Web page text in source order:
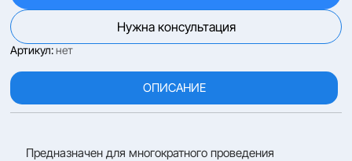
Артикул:нет
Нужна консультация
ОПИСАНИЕ
Предназначен для многократного проведения